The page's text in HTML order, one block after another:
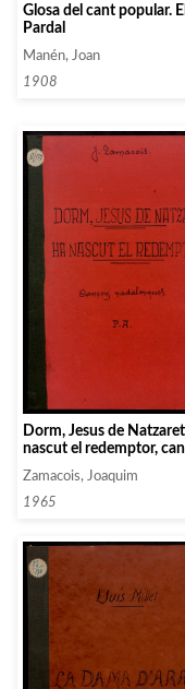
Glosa del cant popular. El
Pardal
Manén, Joan
1908
Dorm, Jesus de
nascut el redemptor,
nadalenques per chor
Zamacois, Joaquim
1965